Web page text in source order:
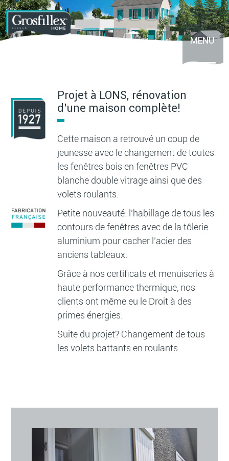
Aller
au
contenu
principal
MENU
Projet à LONS, rénovation
d’une maison complète!
Cette maison a retrouvé un coup de
jeunesse avec le changement de toutes
les fenêtres bois en fenêtres PVC
blanche double vitrage ainsi que des
volets roulants.
Petite nouveauté: l’habillage de tous les
contours de fenêtres avec de la tôlerie
aluminium pour cacher l’acier des
anciens tableaux.
Grâce à nos certificats et menuiseries à
haute performance thermique, nos
clients ont même eu le Droit à des
primes énergies.
Suite du projet? Changement de tous
les volets battants en roulants…